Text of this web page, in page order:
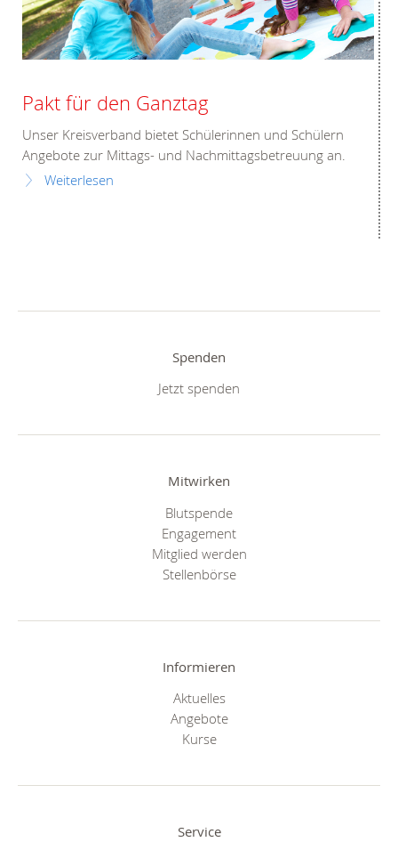
Pakt für den Ganztag
Unser Kreisverband bietet Schülerinnen und Schülern
Angebote zur Mittags- und Nachmittagsbetreuung an.
Weiterlesen
Spenden
Jetzt spenden
Mitwirken
Blutspende
Engagement
Mitglied werden
Stellenbörse
Informieren
Aktuelles
Angebote
Kurse
Service